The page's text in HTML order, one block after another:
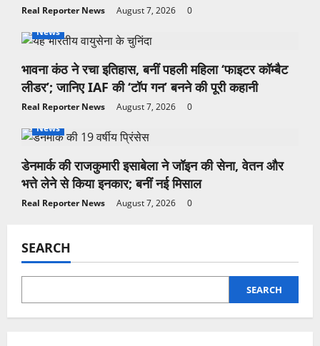
Real Reporter News August 7, 2026
0
News
भावना कंठ ने रचा इतिहास, बनीं पहली महिला ‘फाइटर कॉम्बैट
लीडर’; जानिए IAF की ‘टॉप गन’ बनने की पूरी कहानी
Real Reporter News August 7, 2026
0
News
डेनमार्क की राजकुमारी इसाबेला ने जॉइन की सेना, वेतन और
भत्ते लेने से किया इनकार; बनीं नई मिसाल
Real Reporter News August 7, 2026 0
SEARCH
SEARCH